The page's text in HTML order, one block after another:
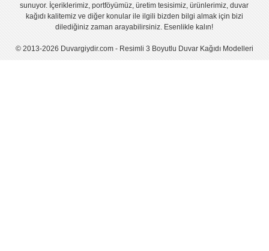
sunuyor. İçeriklerimiz, portföyümüz, üretim tesisimiz, ürünlerimiz, duvar
kağıdı kalitemiz ve diğer konular ile ilgili bizden bilgi almak için bizi
dilediğiniz zaman arayabilirsiniz. Esenlikle kalın!
© 2013-2026 Duvargiydir.com - Resimli 3 Boyutlu Duvar Kağıdı Modelleri